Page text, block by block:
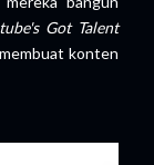
Got Talent
konten